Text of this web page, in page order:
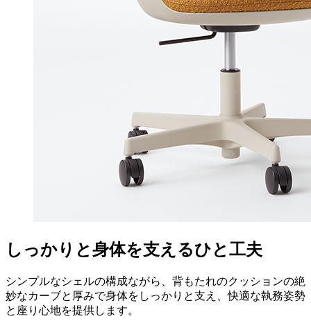
しっかりと身体を支えるひと工夫
シンプルなシェルの構成ながら、背もたれのクッションの絶
妙なカーブと厚みで身体をしっかりと支え、快適な執務姿勢
と座り心地を提供します。